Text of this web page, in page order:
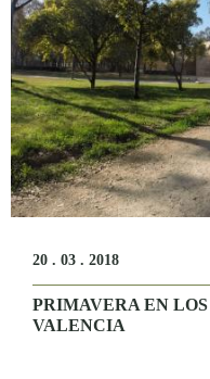
20 . 03 . 2018
PRIMAVERA EN
VALENCIA